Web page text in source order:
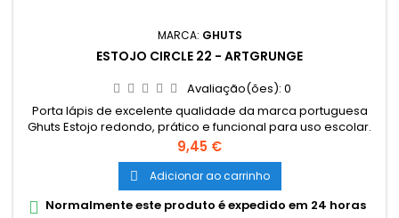
MARCA: GHUTS
ESTOJO CIRCLE 22 - ARTGRUNGE
Avaliação(ões): 0
Porta lápis de excelente qualidade da marca portuguesa
Ghuts Estojo redondo, prático e funcional para uso escolar.
Dimensões: 22,5 x 6 x 6 cm Características: Polyester 600D;
Fecho e cursor certificados YKK
Preço
9,45 €
 Adicionar ao carrinho
 Normalmente este produto é expedido em 24 horas